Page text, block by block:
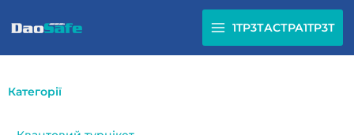
до
1TP3ТАСТРА1TP3Т
Категорії